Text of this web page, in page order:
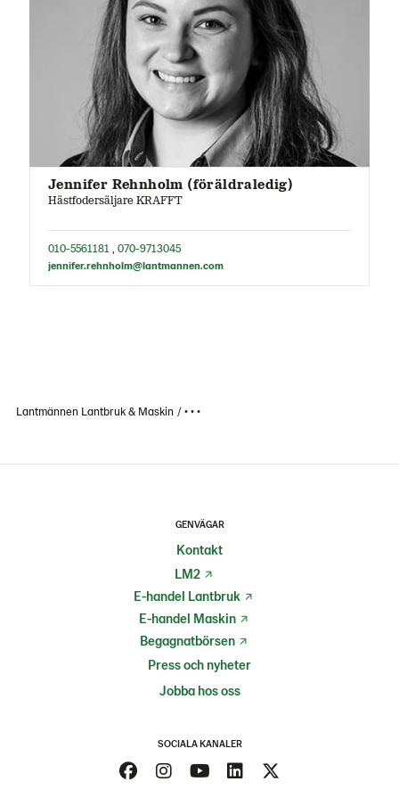
Jennifer Rehnholm (föräldraledig)
Hästfodersäljare KRAFFT
010-5561181 070-9713045
jennifer.rehnholm@lantmannen.com
Lantmännen Lantbruk & Maskin • • •
GENVÄGAR
Kontakt
LM2
E-handel Lantbruk
E-handel Maskin
Begagnatbörsen
Press och nyheter
Jobba hos oss
SOCIALA KANALER